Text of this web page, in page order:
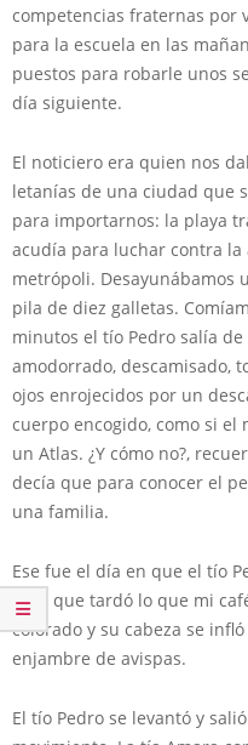
competencias fraternas por
para la escuela en las
puestos para robarle unos
día siguiente.
El noticiero era quien nos
letanías de una ciudad que
para importarnos: la playa
acudía para luchar contra
metrópoli. Desayunábamos
pila de diez galletas.
minutos el tío Pedro salía
amodorrado, descamisado,
ojos enrojecidos por un
cuerpo encogido, como si
un Atlas. ¿Y cómo no?,
decía que para conocer el
una familia.
Ese fue el día en que el tío
seca que tardó lo que mi
colorado y su cabeza se
enjambre de avispas.
El tío Pedro se levantó y